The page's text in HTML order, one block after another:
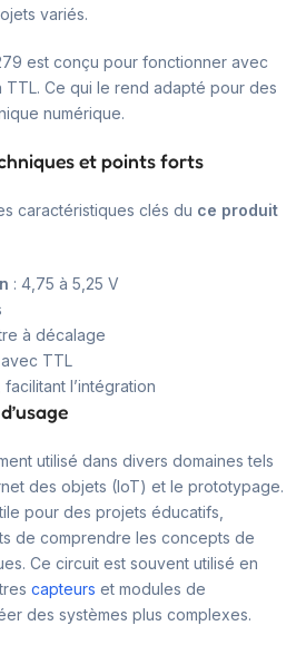
variés.
est conçu pour fonctionner avec
Ce qui le rend adapté pour des
numérique.
et points forts
caractéristiques clés du ce produit
: 4,75 à 5,25 V
à décalage
TTL
facilitant l’intégration
utilisé dans divers domaines tels
des objets (IoT) et le prototypage.
pour des projets éducatifs,
de comprendre les concepts de
Ce circuit est souvent utilisé en
capteurs et modules de
des systèmes plus complexes.